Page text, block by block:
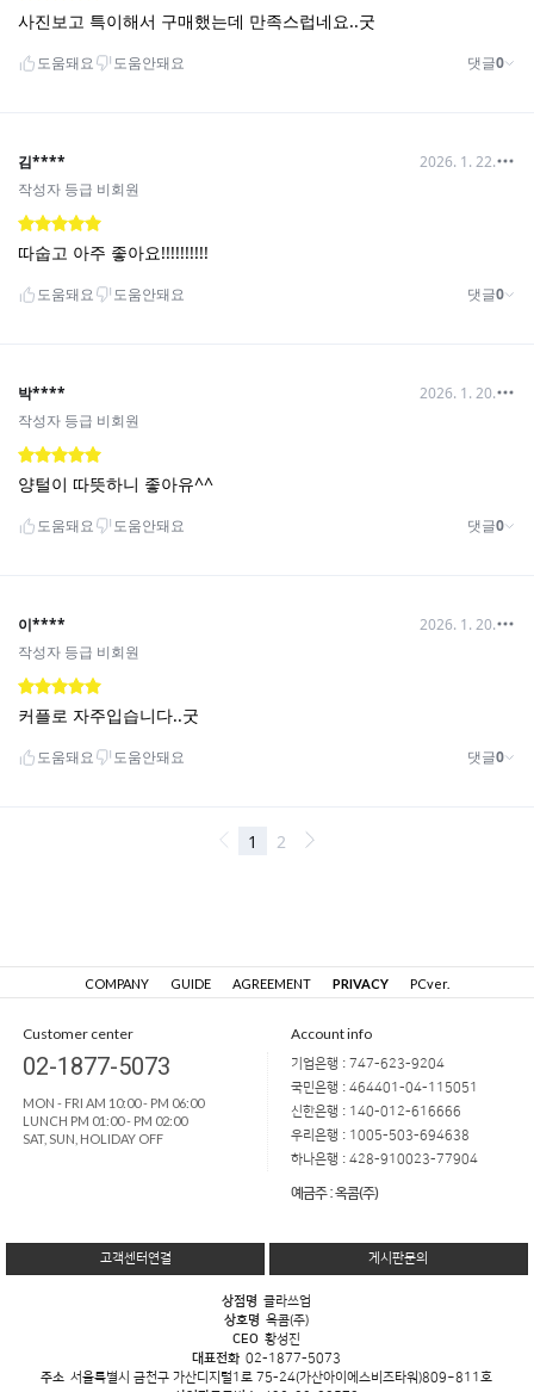
COMPANY GUIDE AGREEMENT PRIVACY PCver.
Customer center
02-1877-5073
MON - FRI AM 10:00 - PM 06:00
LUNCH PM 01:00 - PM 02:00
SAT, SUN, HOLIDAY OFF
Account info
기업은행 : 747-623-9204
국민은행 : 464401-04-115051
신한은행 : 140-012-616666
우리은행 : 1005-503-694638
하나은행 : 428-910023-77904
예금주 : 옥콤(주)
고객센터연결 게시판문의
상점명 클라쓰업
상호명 옥콤(주)
CEO 황성진
대표전화 02-1877-5073
주소 서울특별시 금천구 가산디지털1로 75-24(가산아이에스비즈타워)809~811호